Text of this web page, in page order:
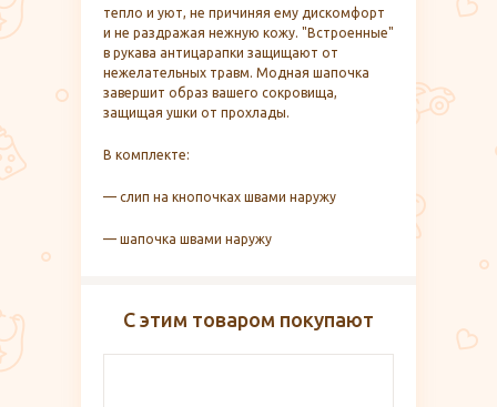
тепло и уют, не причиняя ему дискомфорт
и не раздражая нежную кожу. "Встроенные"
в рукава антицарапки защищают от
нежелательных травм. Модная шапочка
завершит образ вашего сокровища,
защищая ушки от прохлады.
В комплекте:
— слип на кнопочках швами наружу
— шапочка швами наружу
С этим товаром покупают